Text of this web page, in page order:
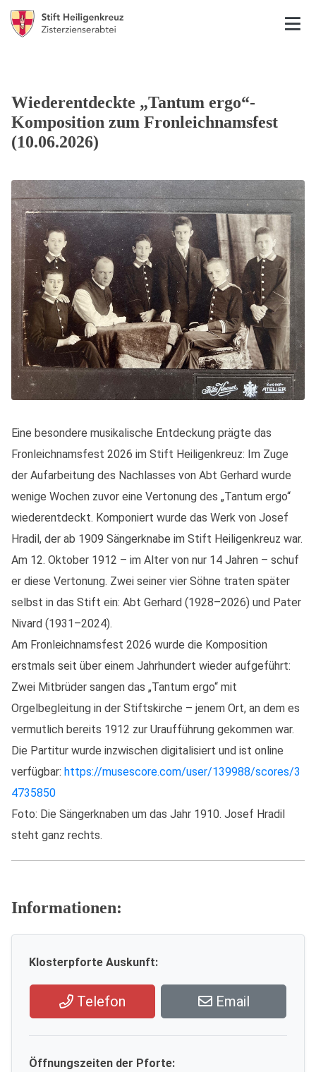
Wiederentdeckte „Tantum ergo“-
Komposition zum Fronleichnamsfest
(10.06.2026)
Eine besondere musikalische Entdeckung prägte das
Fronleichnamsfest 2026 im Stift Heiligenkreuz: Im Zuge
der Aufarbeitung des Nachlasses von Abt Gerhard wurde
wenige Wochen zuvor eine Vertonung des „Tantum ergo“
wiederentdeckt. Komponiert wurde das Werk von Josef
Hradil, der ab 1909 Sängerknabe im Stift Heiligenkreuz war.
Am 12. Oktober 1912 – im Alter von nur 14 Jahren – schuf
er diese Vertonung. Zwei seiner vier Söhne traten später
selbst in das Stift ein: Abt Gerhard (1928–2026) und Pater
Nivard (1931–2024).
Am Fronleichnamsfest 2026 wurde die Komposition
erstmals seit über einem Jahrhundert wieder aufgeführt:
Zwei Mitbrüder sangen das „Tantum ergo“ mit
Orgelbegleitung in der Stiftskirche – jenem Ort, an dem es
vermutlich bereits 1912 zur Uraufführung gekommen war.
Die Partitur wurde inzwischen digitalisiert und ist online
verfügbar: https://musescore.com/user/139988/scores/3
4735850
Foto: Die Sängerknaben um das Jahr 1910. Josef Hradil
steht ganz rechts.
Informationen:
Klosterpforte Auskunft:
Telefon Email
Öffnungszeiten der Pforte: